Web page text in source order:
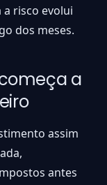
risco evolui
dos meses.
a
assim
antes